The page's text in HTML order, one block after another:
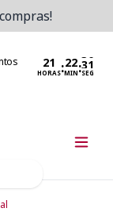
HORAS:MIN:SEG